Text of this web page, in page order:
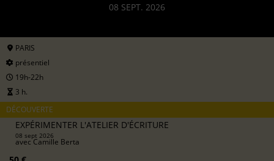
08 SEPT. 2026
PARIS
présentiel
19h-22h
3 h.
DÉCOUVERTE
EXPÉRIMENTER L'ATELIER D'ÉCRITURE
08 sept 2026
avecCamille Berta